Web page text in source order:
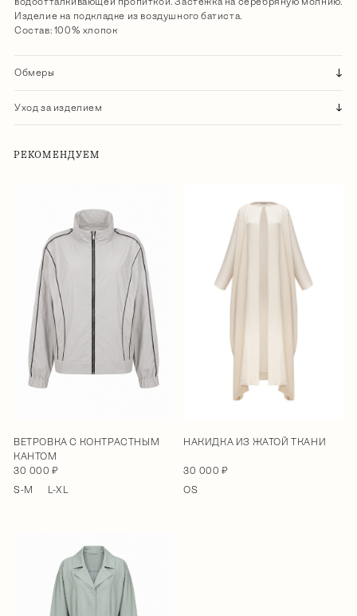
Изделие на подкладке из воздушного батиста.
Состав: 100% хлопок
Обмеры
Уход за изделием
РЕКОМЕНДУЕМ
ВЕТРОВКА С КОНТРАСТНЫМ
КАНТОМ
30 000 ₽
S-M
L-XL
НАКИДКА ИЗ ЖАТОЙ ТКАНИ
30 000 ₽
OS